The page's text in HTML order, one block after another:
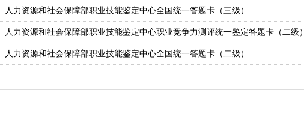
人力资源和社会保障部职业技能鉴定中心全国统一答题卡（三级）
人力资源和社会保障部职业技能鉴定中心职业竞争力测评统一鉴定答题卡（二级）
人力资源和社会保障部职业技能鉴定中心全国统一答题卡（二级）